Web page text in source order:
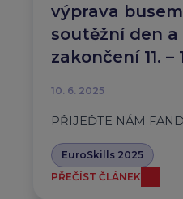
výprava
soutěžní den
zakončení 11. –
10. 6. 2025
PŘIJEĎTE NÁM
EuroSkills 2025
PŘEČÍST ČLÁNEK